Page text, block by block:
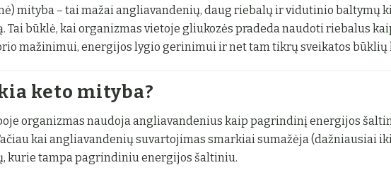
mityba – tai mažai angliavandenių, daug riebalų ir vidutinio
Tai būklė, kai organizmas vietoje gliukozės pradeda naudoti riebalus
mažinimui, energijos lygio gerinimui ir net tam tikrų sveikatos būklių
keto mityba?
organizmas naudoja angliavandenius kaip pagrindinį energijos
kai angliavandenių suvartojimas smarkiai sumažėja (dažniausiai
kurie tampa pagrindiniu energijos šaltiniu.